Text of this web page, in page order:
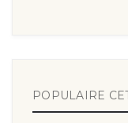
POPULAIRE